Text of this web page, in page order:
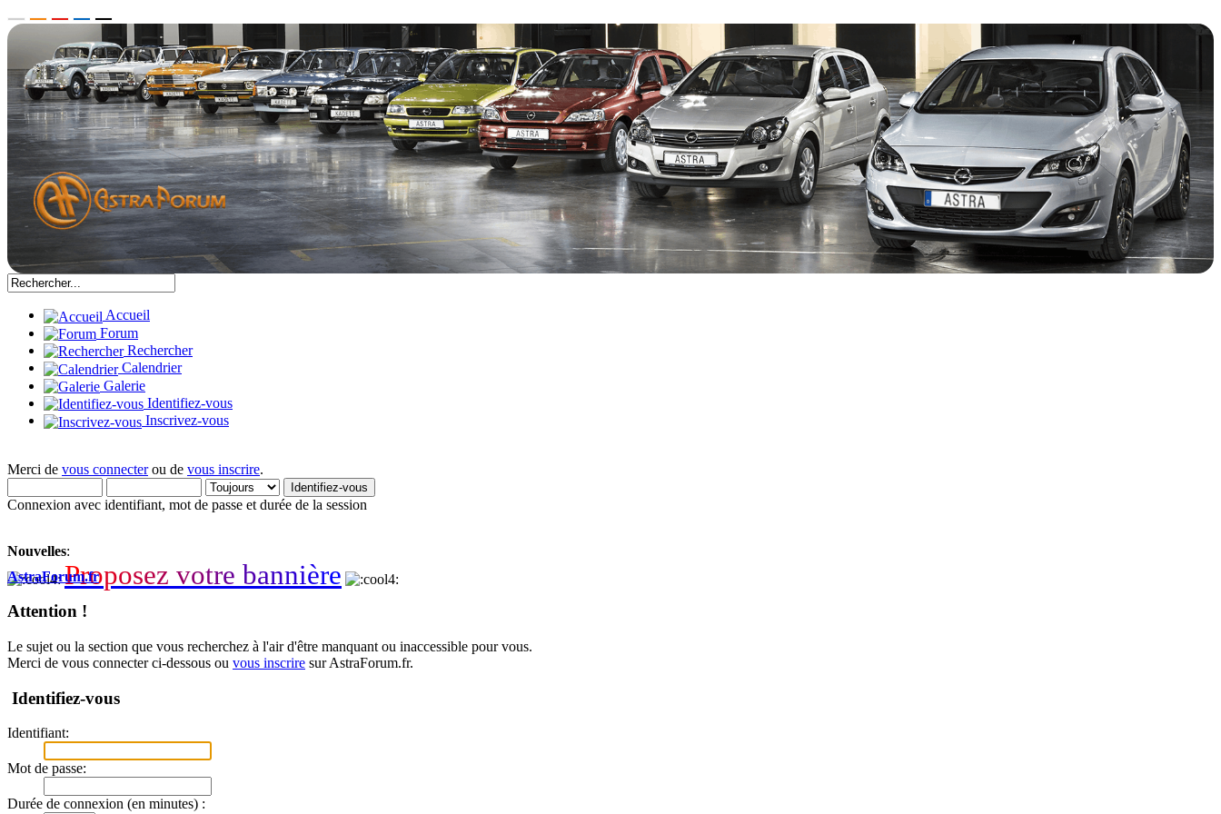
Accueil
Forum
Rechercher
Calendrier
Galerie
Identifiez-vous
Inscrivez-vous
Merci de vous connecterou de vous inscrire.
Connexion avec identifiant, mot de passe et durée de la session
Nouvelles:
Proposez votre bannière
AstraForum.fr
Attention !
Le sujet ou la section que vous recherchez à l'air d'être manquant ou inaccessible pour vous.
Merci de vous connecter ci-dessous ou vous inscrire sur AstraForum.fr.
Identifiez-vous
Identifiant:
Mot de passe:
Durée de connexion (en minutes) :